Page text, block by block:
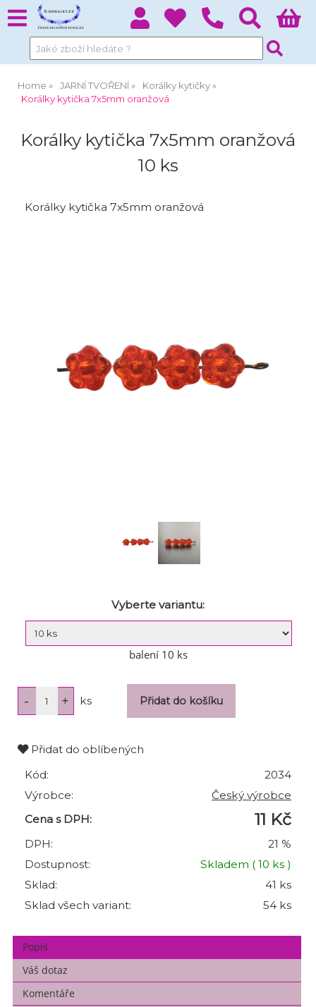
Home JARNÍ TVOŘENÍ
Korálky kytičky
Korálky kytička 7x5mm oranžová
Korálky kytička 7x5mm oranžová
10 ks
Korálky kytička 7x5mm oranžová
Vyberte variantu:
balení 10 ks
ks
Přidat do oblíbených
Kód:
2034
Výrobce:
Český výrobce
Cena s DPH:
11 Kč
DPH:
21 %
Dostupnost:
Skladem ( 10 ks )
Sklad:
41 ks
Sklad všech variant:
54 ks
Popis
Váš dotaz
Komentáře